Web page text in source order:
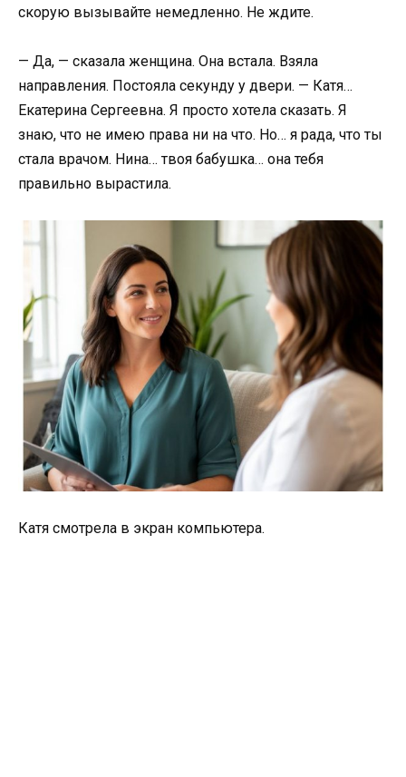
скорую вызывайте немедленно. Не ждите.
— Да, — сказала женщина. Она встала. Взяла
направления. Постояла секунду у двери. — Катя…
Екатерина Сергеевна. Я просто хотела сказать. Я
знаю, что не имею права ни на что. Но… я рада, что ты
стала врачом. Нина… твоя бабушка… она тебя
правильно вырастила.
Катя смотрела в экран компьютера.